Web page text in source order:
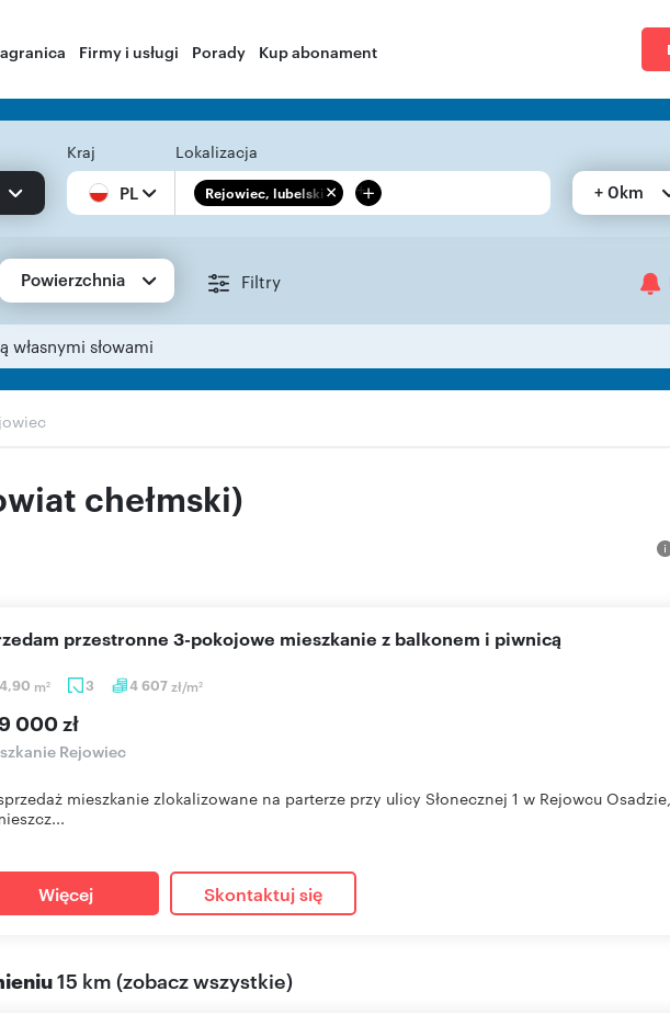
Firmy i usługi Porady Kup abonament
Kraj
PL
Lokalizacja
Rejowiec, lubelskie + + 0km
Powierzchnia Filtry
słowami
chełmski)
m2 3 4 607zł/m2
przestronne 3-pokojowe mieszkanie z balkonem i piwnicą
000 zł
Rejowiec
mieszkanie zlokalizowane na parterze przy ulicy Słonecznej 1 w Rejowcu
Więcej Skontaktuj się
15 km (zobacz wszystkie)